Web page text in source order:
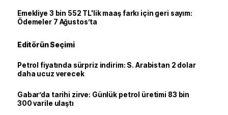
Emekliye 3 bin 552 TL'lik maaş farkı için geri sayım:
Ödemeler 7 Ağustos’ta
Editörün Seçimi
Petrol fiyatında sürpriz indirim: S. Arabistan 2 dolar
daha ucuz verecek
Gabar’da tarihi zirve: Günlük petrol üretimi 83 bin
300 varile ulaştı